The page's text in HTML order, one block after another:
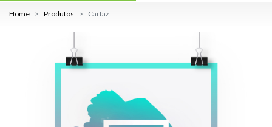
Home Produtos Cartaz